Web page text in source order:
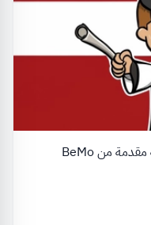
منح دراسية في كندا: منح دراسية ممولة مقدمة من BeMo